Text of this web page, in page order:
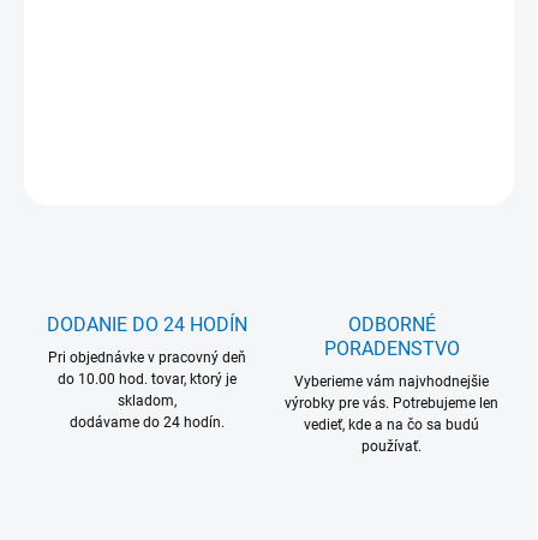
DODANIE DO 24 HODÍN
Pri objednávke v pracovný deň
do 10.00 hod. tovar, ktorý je
skladom,
dodávame do 24 hodín.
ODBORNÉ
PORADENSTVO
Vyberieme vám najvhodnejšie
výrobky pre vás. Potrebujeme len
vedieť, kde a na čo sa budú
používať.